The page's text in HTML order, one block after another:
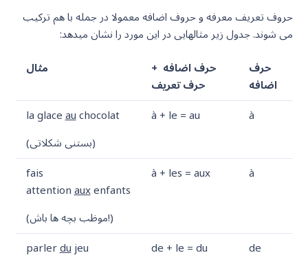
حروف تعریف معرفه و حروف اضافه معمولا در جمله با هم ترکیب
می شوند. جدول زیر مثالهایی در این مورد را نشان میدهد:
حرف
اضافه
حرف اضافه +
حرف تعریف
مثال
à
à + le = au
la glaceauchocolat
(بستنی شکلاتی)
à
à + les = aux
fais
attentionauxenfants
(موظب بچه ها باش!)
de
de + le = du
parlerdujeu